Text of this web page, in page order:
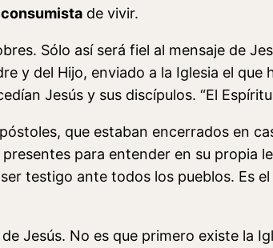
de vivir.
Sólo así será fiel al mensaje de
y del Hijo, enviado a la Iglesia el
Jesús y sus discípulos. “El
que estaban encerrados en
para entender en su propia
testigo ante todos los pueblos. Es
Jesús. No es que primero existe la